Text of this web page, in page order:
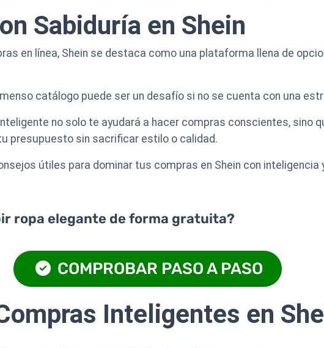
Sabiduría en Shein
en línea, Shein se destaca como una plataforma llena de
catálogo puede ser un desafío si no se cuenta con una
no solo te ayudará a hacer compras conscientes, sino
presupuesto sin sacrificar estilo o calidad.
útiles para dominar tus compras en Shein con inteligencia
ropa elegante de forma gratuita?
COMPROBAR PASO A PASO
Inteligentes en